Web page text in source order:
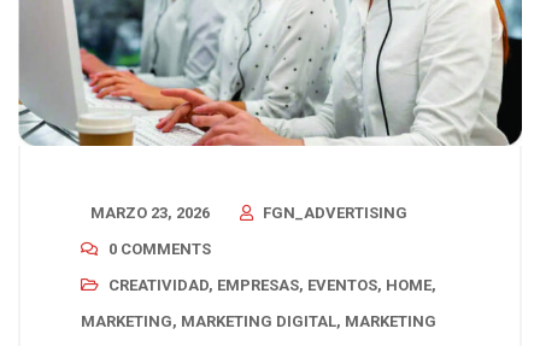
MARZO 23, 2026
FGN_ADVERTISING
0 COMMENTS
CREATIVIDAD, EMPRESAS, EVENTOS, HOME,
MARKETING, MARKETING DIGITAL, MARKETING